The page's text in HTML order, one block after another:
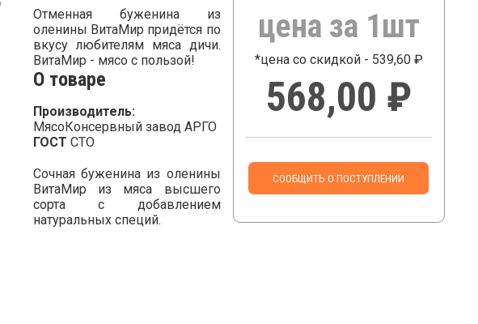
Отменная буженина из
оленины ВитаМир придётся по
вкусу любителям мяса дичи.
ВитаМир - мясо с пользой!
О товаре
Производитель:
МясоКонсервный завод АРГО
ГОСТ СТО
Сочная буженина из оленины
ВитаМир из мяса высшего
сорта с добавлением
натуральных специй.
цена за 1шт
*цена со скидкой - 539,60 ₽
568,00 ₽
СООБЩИТЬ О ПОСТУПЛЕНИИ